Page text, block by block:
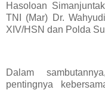
Hasoloan
TNI (Mar) Dr.
XIV/HSN dan Polda
Dalam
pentingnya